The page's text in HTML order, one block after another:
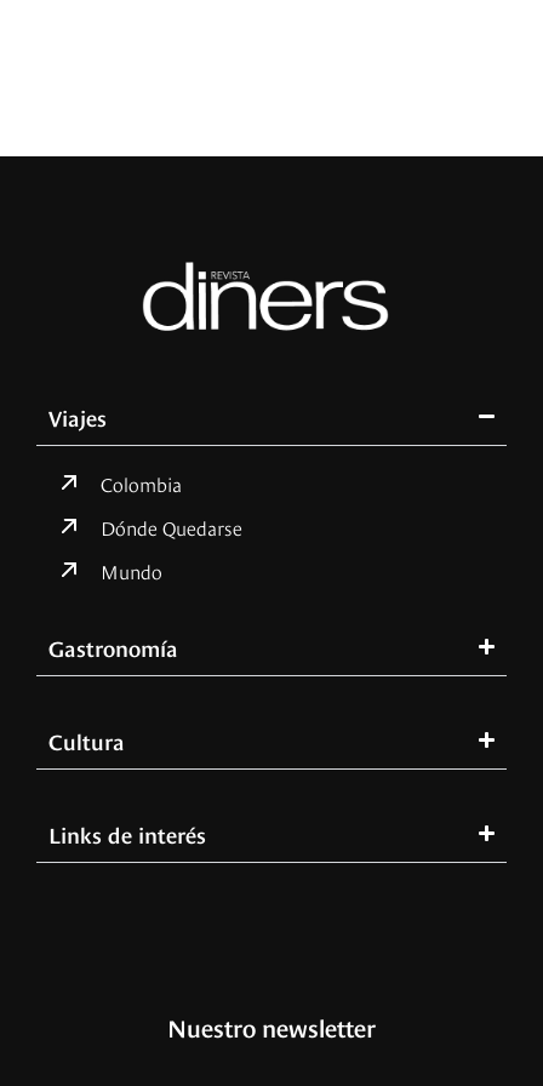
Viajes
Colombia
Dónde Quedarse
Mundo
Gastronomía
Cultura
Links de interés
Nuestro newsletter